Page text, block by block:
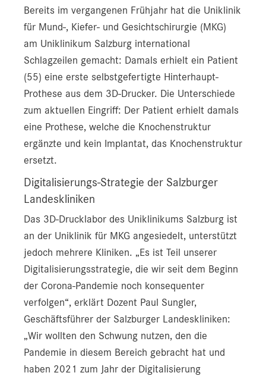
Bereits im vergangenen Frühjahr hat die Uniklinik
für Mund-, Kiefer- und Gesichtschirurgie (MKG)
am Uniklinikum Salzburg international
Schlagzeilen gemacht: Damals erhielt ein Patient
(55) eine erste selbstgefertigte Hinterhaupt-
Prothese aus dem 3D-Drucker. Die Unterschiede
zum aktuellen Eingriff: Der Patient erhielt damals
eine Prothese, welche die Knochenstruktur
ergänzte und kein Implantat, das Knochenstruktur
ersetzt.
Digitalisierungs-Strategie der Salzburger
Landeskliniken
Das 3D-Drucklabor des Uniklinikums Salzburg ist
an der Uniklinik für MKG angesiedelt, unterstützt
jedoch mehrere Kliniken. „Es ist Teil unserer
Digitalisierungsstrategie, die wir seit dem Beginn
der Corona-Pandemie noch konsequenter
verfolgen“, erklärt Dozent Paul Sungler,
Geschäftsführer der Salzburger Landeskliniken:
„Wir wollten den Schwung nutzen, den die
Pandemie in diesem Bereich gebracht hat und
haben 2021 zum Jahr der Digitalisierung